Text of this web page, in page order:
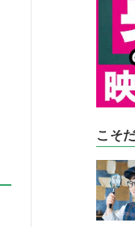
こそ